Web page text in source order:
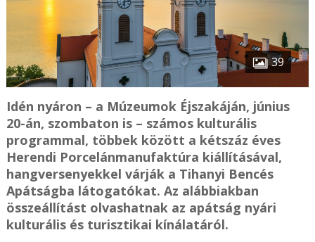
39
Idén nyáron – a Múzeumok Éjszakáján, június
20-án, szombaton is – számos kulturális
programmal, többek között a kétszáz éves
Herendi Porcelánmanufaktúra kiállításával,
hangversenyekkel várják a Tihanyi Bencés
Apátságba látogatókat. Az alábbiakban
összeállítást olvashatnak az apátság nyári
kulturális és turisztikai kínálatáról.